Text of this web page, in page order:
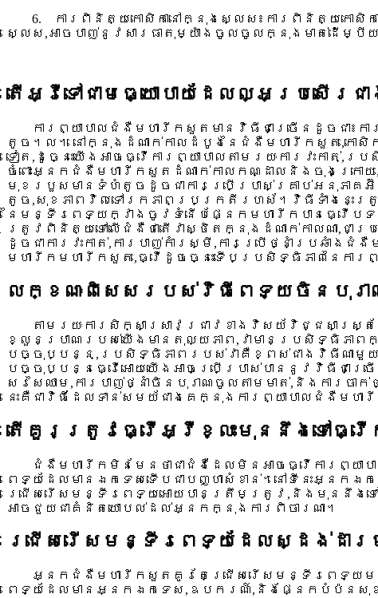
6. ការពិនិត្យកោសិកានៅក្នុងស្លេស៖ការពិនិត្យកោសិ
ស្លេស,អាចបាញ់នូវសារធាតុម្យ៉ាងចូលចូលក្នុងមាត់ដើ
តើអ្វីទៅជាមធ្យោបាយដែលល្អប្រសើរជា
ការព្យាបាលជំងឺមហារីកសួតមានវិធីជាច្រើនដូចជា៖ក
តូច។ល។ នៅក្នុងដំណាក់កាលដំបូងនៃជំងឺមហារីកសួត,កោសិក
ទៀត,ដូច្នេះយើងអាចធ្វើការព្យាបាលតាមរយៈការវះកាត់
ចំពោះអ្នកជំងឺមហារីកសួតដំណាក់កាលកណ្ដាលនិងចុងក្រោយ,ដ
មុខរបួសមានទំហំតូចដូចជាការប្រើប្រាស់គ្រាប់អនុភាគ
តូច,សុខភាពវិលទៅរកភាពប្រក្រតីរហស័។វិធីទាំងនេះ
នៃមន្ទីរពេទ្យក្វាងចូវទំនើបផ្នែកមហារីកបានធ្វើបទ
ត្រូវពិនិត្យទៅលើជំងឺថាតើវាស្ថិតក្នុងដំណាក់កាលណា,ជា
ដូចជាការវះកាត់,ការបាញ់កាំរស្មី,ការប្រើថ្នាំប្រឆាំ
មហារីកមហារីកសួត,ធ្វើដូចច្នេះទើបប្រសិទ្ធិភាពនៃការ
លក្ខណៈពិសេសរបស់វិធីពេទ្យចិនបុរ
តាមរយៈការសិក្សាស្រាវជ្រាវខាងវិសយ័វិជ្ជសាស្រ្
ខ្លួនប្រាណរបស់យើងមានតុល្យភាព,វាមានប្រសិទ្ធិភា
បច្ចុប្បន្ន,ប្រសិទ្ធិភាពរបស់វាគឺខ្ពស់ជាងវិធីណាមួ
បច្ចុប្បន្នធ្វើអោយយើងអាចប្រើប្រាស់បាននូវវិធីជាច្រ
សរសៃឈាម,ការបាញ់ថ្នាំចិនបុរាណចូលតាមមាត់,និងការ
នេះគឺជាវិធីដែលទាន់សមយ័ជាងគេក្នុងការព្យាបាលជំងឺមហា
តើគួរត្រូវធ្វើអ្វីខ្លះមុននឹងទៅធ្វើ
ជំងឺមហារីកមិនមែនថាជាជំងឺដែលមិនអាចធ្វើការព្យា
ពេទ្យដែលមានឯកទេសទើបជាបញ្ហាសំខាន់។នៅទីនេះ
ជ្រើសរើសមន្ទីរពេទ្យអោយបានត្រឹមត្រូវ,និងមុននឹង
អាចជួយជាគំនិតយោបល់ដល់អ្នកក្នុងការពិចារណា។
ជ្រើសរើសមន្ទីរពេទ្យដែលស្ដង់ដា
អ្នកជំងឺមហារីកសួតគូរតែជ្រើសរើសមន្ទីរពេទ្យមហ
ពេទ្យដែលមានអ្នកឯកទេស,ឧបករណ៍,និងផ្នែកបំប៉នសុ